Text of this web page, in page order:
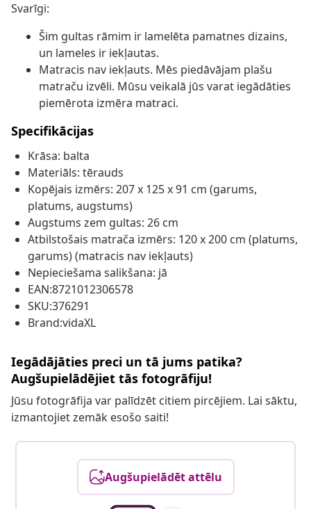
Svarīgi:
Šim gultas rāmim ir lamelēta pamatnes dizains,
un lameles ir iekļautas.
Matracis nav iekļauts. Mēs piedāvājam plašu
matraču izvēli. Mūsu veikalā jūs varat iegādāties
piemērota izmēra matraci.
Specifikācijas
Krāsa: balta
Materiāls: tērauds
Kopējais izmērs: 207 x 125 x 91 cm (garums,
platums, augstums)
Augstums zem gultas: 26 cm
Atbilstošais matrača izmērs: 120 x 200 cm (platums,
garums) (matracis nav iekļauts)
Nepieciešama salikšana: jā
EAN:8721012306578
SKU:376291
Brand:vidaXL
Iegādājāties preci un tā jums patika?
Augšupielādējiet tās fotogrāfiju!
Jūsu fotogrāfija var palīdzēt citiem pircējiem. Lai sāktu,
izmantojiet zemāk esošo saiti!
Augšupielādēt attēlu